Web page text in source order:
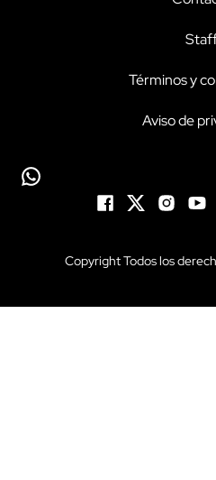
Términos y
Aviso de
Copyright Todos los